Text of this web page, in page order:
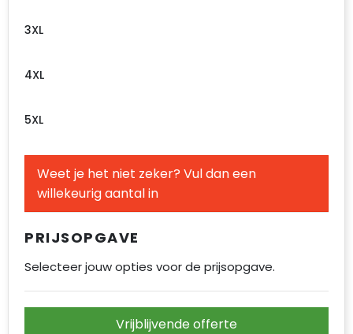
3XL
4XL
5XL
Weet je het niet zeker? Vul dan een
willekeurig aantal in
PRIJSOPGAVE
Selecteer jouw opties voor de prijsopgave.
Vrijblijvende offerte